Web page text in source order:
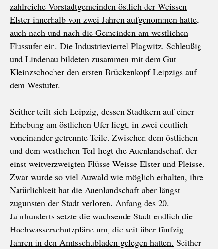
zahlreiche Vorstadtgemeinden östlich der Weissen
Elster innerhalb von zwei Jahren aufgenommen hatte,
auch nach und nach die Gemeinden am westlichen
Flussufer ein. Die Industrieviertel Plagwitz, Schleußig
und Lindenau bildeten zusammen mit dem Gut
Kleinzschocher den ersten Brückenkopf Leipzigs auf
dem Westufer.
Seither teilt sich Leipzig, dessen Stadtkern auf einer
Erhebung am östlichen Ufer liegt, in zwei deutlich
voneinander getrennte Teile. Zwischen dem östlichen
und dem westlichen Teil liegt die Auenlandschaft der
einst weitverzweigten Flüsse Weisse Elster und Pleisse.
Zwar wurde so viel Auwald wie möglich erhalten, ihre
Natürlichkeit hat die Auenlandschaft aber längst
zugunsten der Stadt verloren. Anfang des 20.
Jahrhunderts setzte die wachsende Stadt endlich die
Hochwasserschutzpläne um, die seit über fünfzig
Jahren in den Amtsschubladen gelegen hatten. Seither